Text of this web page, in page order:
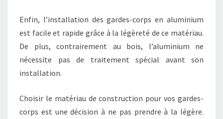
Enfin, l’installation des gardes-corps en aluminium
est facile et rapide grâce à la légèreté de ce matériau.
De plus, contrairement au bois, l’aluminium ne
nécessite pas de traitement spécial avant son
installation.
Choisir le matériau de construction pour vos gardes-
corps est une décision à ne pas prendre à la légère.